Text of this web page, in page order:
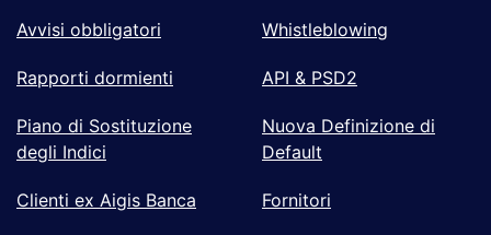
Avvisi obbligatori Whistleblowing
Rapporti dormienti API & PSD2
Piano di Sostituzione
degli Indici
Nuova Definizione di
Default
Clienti ex Aigis Banca Fornitori